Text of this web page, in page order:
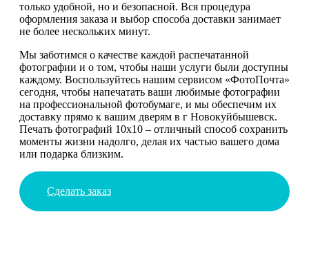
только удобной, но и безопасной. Вся процедура
оформления заказа и выбор способа доставки занимает
не более нескольких минут.
Мы заботимся о качестве каждой распечатанной
фотографии и о том, чтобы наши услуги были доступны
каждому. Воспользуйтесь нашим сервисом «ФотоПочта»
сегодня, чтобы напечатать ваши любимые фотографии
на профессиональной фотобумаге, и мы обеспечим их
доставку прямо к вашим дверям в г Новокуйбышевск.
Печать фотографий 10х10 – отличный способ сохранить
моменты жизни надолго, делая их частью вашего дома
или подарка близким.
Сделать заказ